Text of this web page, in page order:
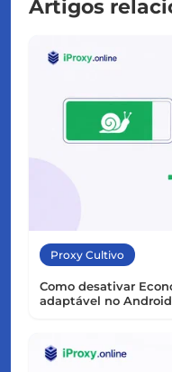
Artigos
Proxy Cultivo
Como desativar
adaptável no